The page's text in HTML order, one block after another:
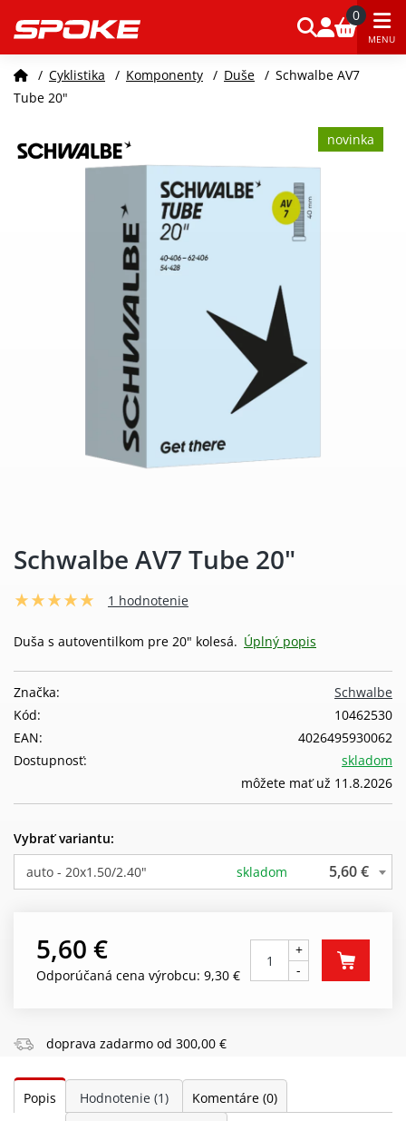
0
MENU
/ Cyklistika / Komponenty / Duše / Schwalbe AV7
Tube 20"
novinka
Schwalbe AV7 Tube 20"
1 hodnotenie
Duša s autoventilkom pre 20" kolesá. Úplný popis
Schwalbe
Značka:
10462530
Kód:
4026495930062
EAN:
skladom
môžete mať už 11.8.2026
Dostupnosť:
Vybrať variantu:
auto - 20x1.50/2.40"
skladom 5,60 €
5,60 €
Odporúčaná cena výrobcu: 9,30 €
+
-
doprava zadarmo od 300,00 €
Popis Hodnotenie (1) Komentáre (0)